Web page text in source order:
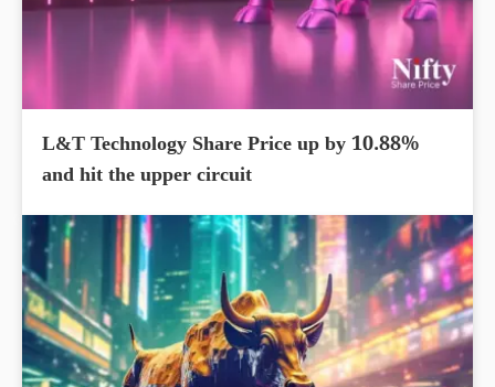
L&T Technology Share Price up by 10.88%
and hit the upper circuit